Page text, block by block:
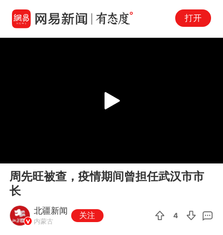
打开
Play
周先旺被查，疫情期间曾担任武汉市市
长
北疆新闻
内蒙古
关注 4